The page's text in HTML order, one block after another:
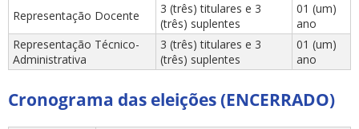
Representação Docente
3 (três) titulares e 3
(três) suplentes
01 (um)
ano
Representação Técnico-
Administrativa
3 (três) titulares e 3
(três) suplentes
01 (um)
ano
Cronograma das eleições (ENCERRADO)